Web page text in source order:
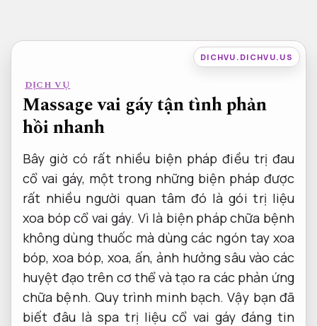
nội
DICHVU.DICHVU.US
DỊCH VỤ
Massage vai gáy tận tình phản
hồi nhanh
Bây giờ có rất nhiều biện pháp điều trị đau
cổ vai gáy, một trong những biện pháp được
rất nhiều người quan tâm đó là gói trị liệu
xoa bóp cổ vai gáy. Vì là biện pháp chữa bệnh
không dùng thuốc mà dùng các ngón tay xoa
bóp, xoa bóp, xoa, ấn, ảnh hưởng sâu vào các
huyệt đạo trên cơ thể và tạo ra các phản ứng
chữa bệnh. Quy trình minh bạch. Vậy bạn đã
biết đâu là spa trị liệu cổ vai gáy đáng tin